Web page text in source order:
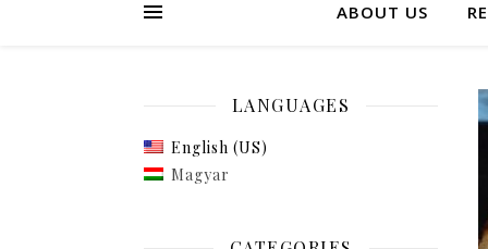
ABOUT US
LANGUAGES
English (US)
Magyar